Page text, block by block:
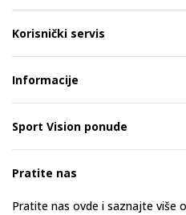
Korisnički servis
Informacije
Sport Vision ponude
Pratite nas
Pratite nas ovde i saznajte više